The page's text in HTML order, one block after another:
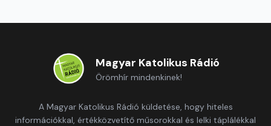
Magyar Katolikus Rádió
Örömhír mindenkinek!
A Magyar Katolikus Rádió küldetése, hogy hiteles
információkkal, értékközvetítő műsorokkal és lelki táplálékkal